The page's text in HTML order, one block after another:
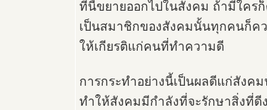
ทีนี้ขยายออกไปในสังคม ถ้ามีใคร
เป็นสมาชิกของสังคมนั้นทุกคนก็ค
ให้เกียรติแก่คนที่ทำความดี
การกระทำอย่างนี้เป็นผลดีแก่สังค
ทำให้สังคมมีกำลังที่จะรักษาสิ่งที่